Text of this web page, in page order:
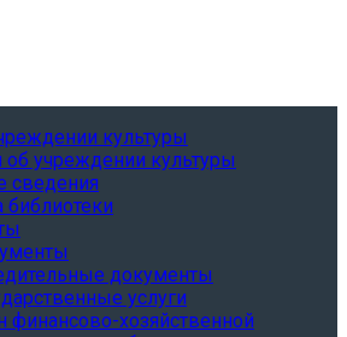
культуры
учреждении культуры
сведения
библиотеки
документы
услуги
финансово-хозяйственной